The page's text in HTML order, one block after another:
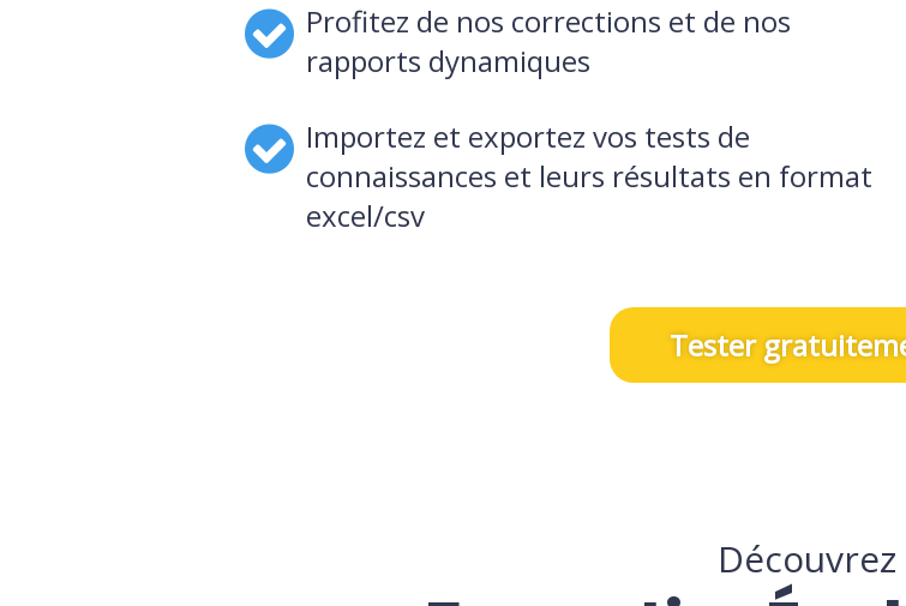
Profitez de nos corrections et de nos
rapports dynamiques
Importez et exportez vos tests de
connaissances et leurs résultats en format
excel/csv
Tester
Découvrez